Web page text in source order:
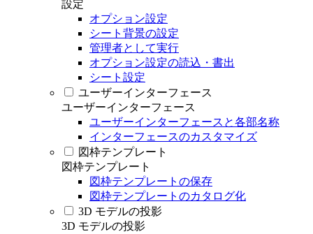
設定
オプション設定
シート背景の設定
管理者として実行
オプション設定の読込・書出
シート設定
ユーザーインターフェース
ユーザーインターフェース
ユーザーインターフェースと各部名称
インターフェースのカスタマイズ
図枠テンプレート
図枠テンプレート
図枠テンプレートの保存
図枠テンプレートのカタログ化
3D モデルの投影
3D モデルの投影